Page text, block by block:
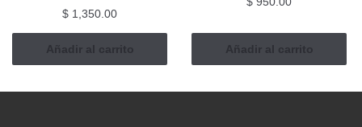
$ 1,350.00
Añadir al carrito Añadir al carrito